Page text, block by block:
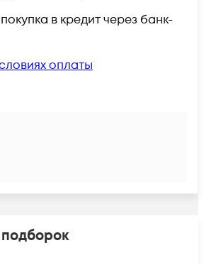
в кредит через банк-
оплаты